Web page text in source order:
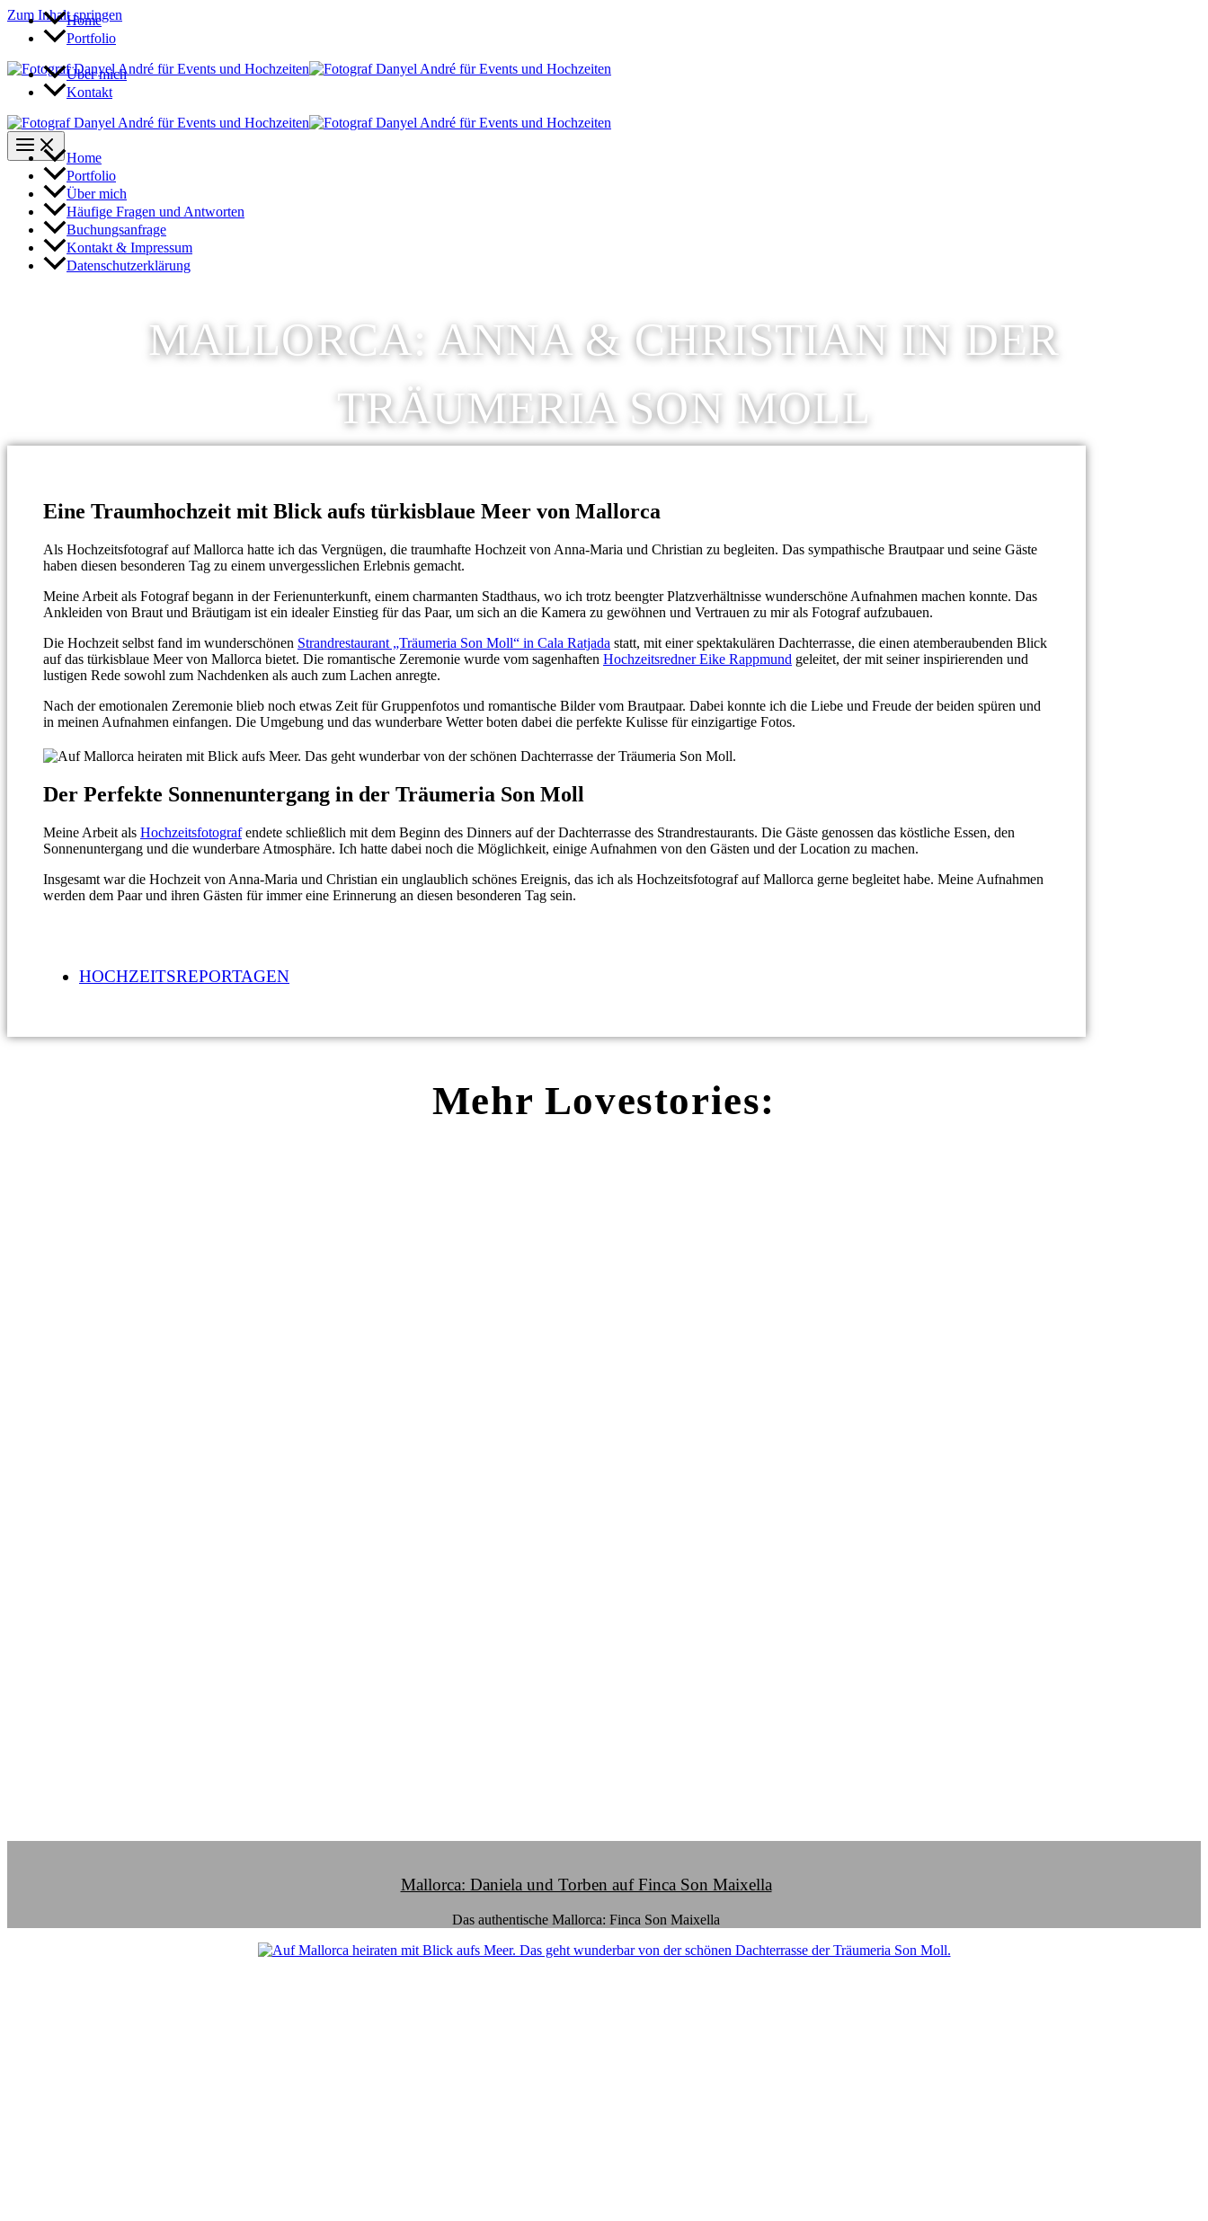
Zum Inhalt springen
Home
Portfolio
Über mich
Kontakt
Home
Portfolio
Über mich
Häufige Fragen und Antworten
Buchungsanfrage
Kontakt & Impressum
Datenschutzerklärung
MALLORCA: ANNA & CHRISTIAN IN DER
TRÄUMERIA SON MOLL
Eine Traumhochzeit mit Blick aufs türkisblaue Meer von Mallorca
Als Hochzeitsfotograf auf Mallorca hatte ich das Vergnügen, die traumhafte Hochzeit von Anna-Maria und Christian zu begleiten. Das sympathische Brautpaar und seine Gäste
haben diesen besonderen Tag zu einem unvergesslichen Erlebnis gemacht.
Meine Arbeit als Fotograf begann in der Ferienunterkunft, einem charmanten Stadthaus, wo ich trotz beengter Platzverhältnisse wunderschöne Aufnahmen machen konnte. Das
Ankleiden von Braut und Bräutigam ist ein idealer Einstieg für das Paar, um sich an die Kamera zu gewöhnen und Vertrauen zu mir als Fotograf aufzubauen.
Die Hochzeit selbst fand im wunderschönen Strandrestaurant „Träumeria Son Moll“ in Cala Ratjada statt, mit einer spektakulären Dachterrasse, die einen atemberaubenden Blick
auf das türkisblaue Meer von Mallorca bietet. Die romantische Zeremonie wurde vom sagenhaften Hochzeitsredner Eike Rappmund geleitet, der mit seiner inspirierenden und
lustigen Rede sowohl zum Nachdenken als auch zum Lachen anregte.
Nach der emotionalen Zeremonie blieb noch etwas Zeit für Gruppenfotos und romantische Bilder vom Brautpaar. Dabei konnte ich die Liebe und Freude der beiden spüren und
in meinen Aufnahmen einfangen. Die Umgebung und das wunderbare Wetter boten dabei die perfekte Kulisse für einzigartige Fotos.
Der Perfekte Sonnenuntergang in der Träumeria Son Moll
Meine Arbeit als Hochzeitsfotografendete schließlich mit dem Beginn des Dinners auf der Dachterrasse des Strandrestaurants. Die Gäste genossen das köstliche Essen, den
Sonnenuntergang und die wunderbare Atmosphäre. Ich hatte dabei noch die Möglichkeit, einige Aufnahmen von den Gästen und der Location zu machen.
Insgesamt war die Hochzeit von Anna-Maria und Christian ein unglaublich schönes Ereignis, das ich als Hochzeitsfotograf auf Mallorca gerne begleitet habe. Meine Aufnahmen
werden dem Paar und ihren Gästen für immer eine Erinnerung an diesen besonderen Tag sein.
HOCHZEITSREPORTAGEN
Mehr Lovestories:
Mallorca: Daniela und Torben auf Finca Son Maixella
Das authentische Mallorca: Finca Son Maixella